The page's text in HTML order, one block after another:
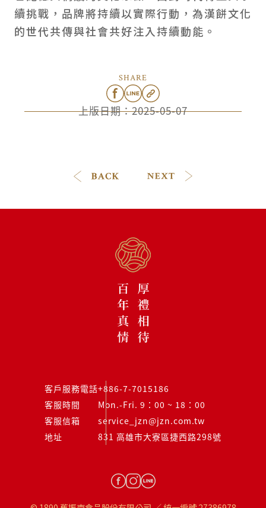
續挑戰，品牌將持續以實際行動，為漢餅文化
的世代共傳與社會共好注入持續動能。
上版日期：2025-05-07
SHARE
客戶服務電話+886-7-7015186
客服時間
Mon.-Fri. 9：00 ~ 18：00
客服信箱
service_jzn@jzn.com.tw
地址
831 高雄市大寮區捷西路298號